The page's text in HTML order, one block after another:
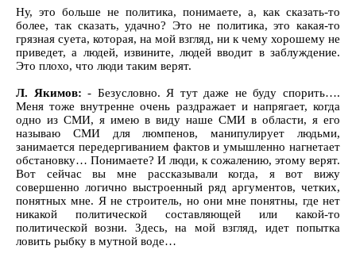
Ну, это больше не политика, понимаете, а, как сказать-то
более, так сказать, удачно? Это не политика, это какая-то
грязная суета, которая, на мой взгляд, ни к чему хорошему не
приведет, а людей, извините, людей вводит в заблуждение.
Это плохо, что люди таким верят.
Л. Якимов: - Безусловно. Я тут даже не буду спорить….
Меня тоже внутренне очень раздражает и напрягает, когда
одно из СМИ, я имею в виду наше СМИ в области, я его
называю СМИ для люмпенов, манипулирует людьми,
занимается передергиванием фактов и умышленно нагнетает
обстановку… Понимаете? И люди, к сожалению, этому верят.
Вот сейчас вы мне рассказывали когда, я вот вижу
совершенно логично выстроенный ряд аргументов, четких,
понятных мне. Я не строитель, но они мне понятны, где нет
никакой политической составляющей или какой-то
политической возни. Здесь, на мой взгляд, идет попытка
ловить рыбку в мутной воде…